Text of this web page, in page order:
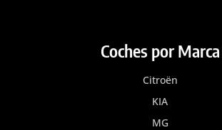
Coches por Marca
Citroën
KIA
MG